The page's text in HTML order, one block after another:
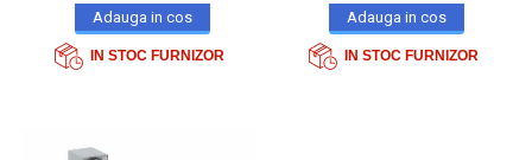
IN STOC FURNIZOR IN STOC FURNIZOR